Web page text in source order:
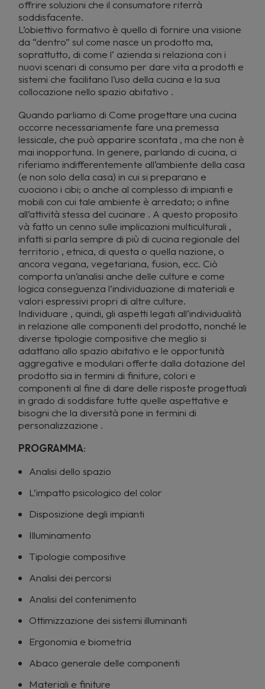
offrire soluzioni che il consumatore riterrà
soddisfacente.
L’obiettivo formativo è quello di fornire una visione
da “dentro” sul come nasce un prodotto ma,
soprattutto, di come l’ azienda si relaziona con i
nuovi scenari di consumo per dare vita a prodotti e
sistemi che facilitano l’uso della cucina e la sua
collocazione nello spazio abitativo .
Quando parliamo di Come progettare una cucina
occorre necessariamente fare una premessa
lessicale, che può apparire scontata , ma che non è
mai inopportuna. In genere, parlando di cucina, ci
riferiamo indifferentemente all’ambiente della casa
(e non solo della casa) in cui si preparano e
cuociono i cibi; o anche al complesso di impianti e
mobili con cui tale ambiente è arredato; o infine
all’attività stessa del cucinare . A questo proposito
và fatto un cenno sulle implicazioni multiculturali ,
infatti si parla sempre di più di cucina regionale del
territorio , etnica, di questa o quella nazione, o
ancora vegana, vegetariana, fusion, ecc. Ciò
comporta un’analisi anche delle culture e come
logica conseguenza l’individuazione di materiali e
valori espressivi propri di altre culture.
Individuare , quindi, gli aspetti legati all’individualità
in relazione alle componenti del prodotto, nonché le
diverse tipologie compositive che meglio si
adattano allo spazio abitativo e le opportunità
aggregative e modulari offerte dalla dotazione del
prodotto sia in termini di finiture, colori e
componenti al fine di dare delle risposte progettuali
in grado di soddisfare tutte quelle aspettative e
bisogni che la diversità pone in termini di
personalizzazione .
PROGRAMMA:
Analisi dello spazio
L’impatto psicologico del color
Disposizione degli impianti
Illuminamento
Tipologie compositive
Analisi dei percorsi
Analisi del contenimento
Ottimizzazione dei sistemi illuminanti
Ergonomia e biometria
Abaco generale delle componenti
Materiali e finiture